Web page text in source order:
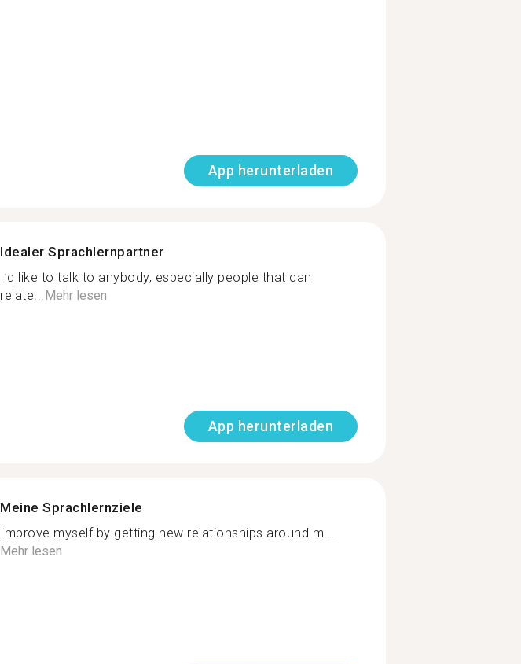
App herunterladen
Idealer Sprachlernpartner
I’d like to talk to anybody, especially people that can
relate...Mehr lesen
App herunterladen
Meine Sprachlernziele
Improve myself by getting new relationships around m...
Mehr lesen